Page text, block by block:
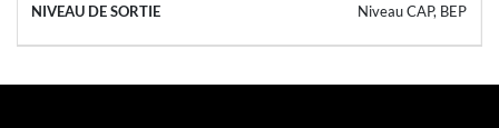
Niveau CAP, BEP